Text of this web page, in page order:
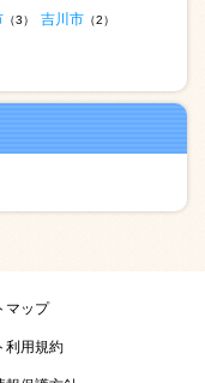
（3） 吉川市 （2）
マップ
利用規約